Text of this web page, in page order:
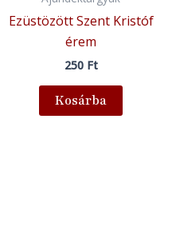
Ezüstözött Szent Kristóf
érem
250 Ft
Kosárba